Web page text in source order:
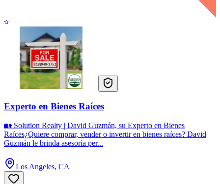
Experto en Bienes Raíces
🏡 Solution Realty | David Guzmán, su Experto en Bienes
Raíces¿Quiere comprar, vender o invertir en bienes raíces? David
Guzmán le brinda asesoría per...
Los Angeles, CA